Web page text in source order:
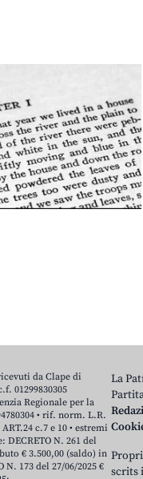
La
scrits
da Clape di
01299830305
Regionale per la
• rif. norm. L.R.
c.7 e 10 • estremi
DECRETO N. 261 del
€ 3.500,00 (saldo) in
N. 173 del 27/06/2025 €